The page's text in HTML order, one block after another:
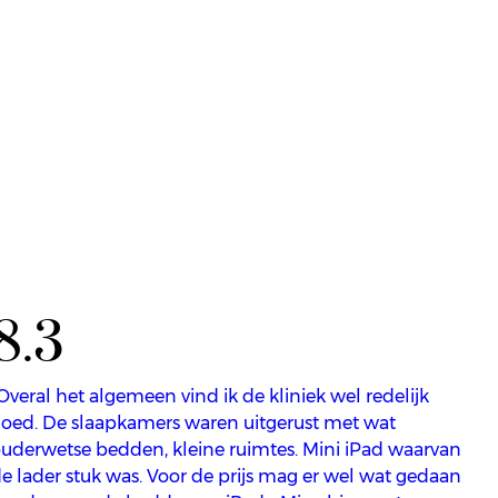
het algemeen vind ik de kliniek wel redelijk
De slaapkamers waren uitgerust met wat
bedden, kleine ruimtes. Mini iPad waarvan
lader stuk was. Voor de prijs mag er wel wat gedaan